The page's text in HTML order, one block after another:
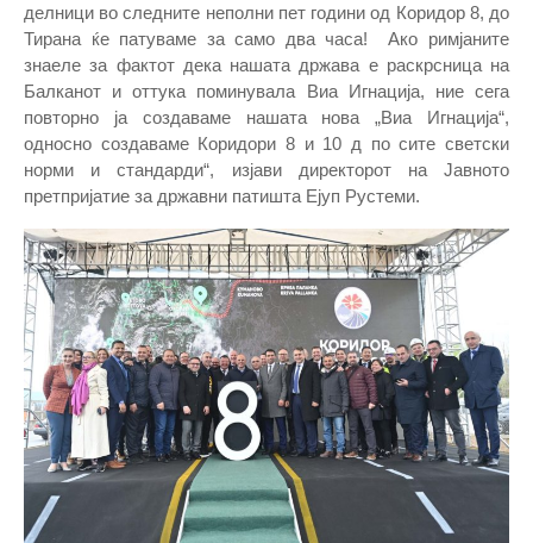
делници во следните неполни пет години од Коридор 8, до
Тирана ќе патуваме за само два часа! Ако римјаните
знаеле за фактот дека нашата држава е раскрсница на
Балканот и оттука поминувала Виа Игнација, ние сега
повторно ја создаваме нашата нова „Виа Игнација“,
односно создаваме Коридори 8 и 10 д по сите светски
норми и стандарди“, изјави директорот на Јавното
претпријатие за државни патишта Ејуп Рустеми.